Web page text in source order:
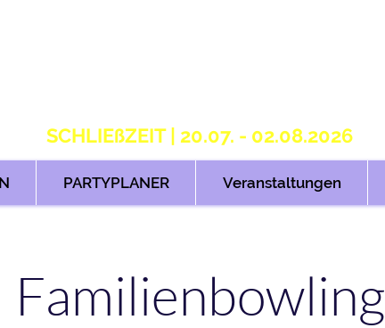
SCHLIEßZEIT | 20.07. - 02.08.2026
PARTYPLANER Veranstaltungen
Familienbowling